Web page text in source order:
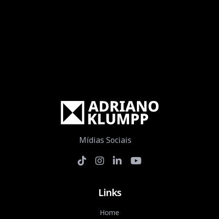
Mídias Sociais
Links
Home